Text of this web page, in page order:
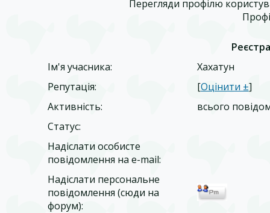
Перегляди профілю
Ім'я учасника:
Хахатун
Репутація:
[Оцінити ±]
Активність:
всього
Статус:
Надіслати особисте
повідомлення на e-mail:
Надіслати персональне
повідомлення (сюди на
форум):